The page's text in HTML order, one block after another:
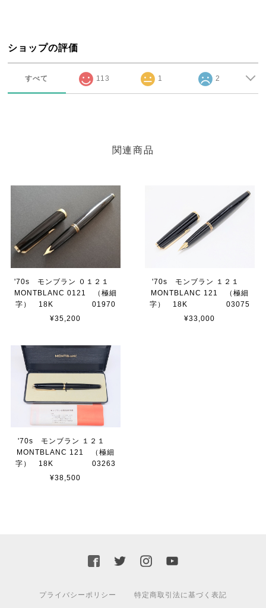
ショップの評価
すべて 113 1 2
関連商品
'70s モンブラン ０１２１
MONTBLANC 0121 （極細
字） 18K 01970
¥35,200
'70s モンブラン １２１
MONTBLANC 121 （極細
字） 18K 03075
¥33,000
'70s モンブラン １２１
MONTBLANC 121 （極細
字） 18K 03263
¥38,500
プライバシーポリシー 特定商取引法に基づく表記